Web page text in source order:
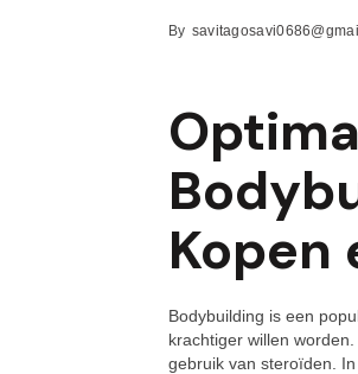
By
Kopen
Bodybuilding is een
krachtiger willen
gebruik van steroïden.